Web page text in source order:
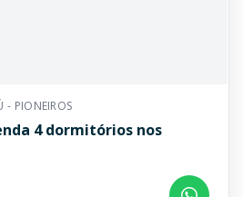
- PIONEIROS
4 dormitórios nos